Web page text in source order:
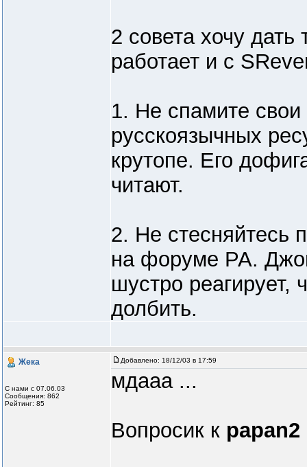
2 совета хочу дать
работает и с
1. Не спамите
русскоязычных
крутопе. Его
читают.
2. Не стесняйтесь
на форуме PA.
шустро реагирует,
долбить.
Жека
С нами с 07.06.03
Сообщения: 862
Рейтинг: 85
Добавлено: 18/12/03 в 17:59
мдааа ...
Вопросик к papan2